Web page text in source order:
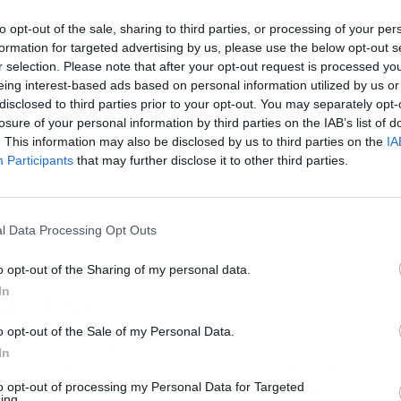
opt-out of the sale, sharing to third parties, or processing of your
for targeted advertising by us, please use the below opt-out
selection. Please note that after your opt-out request is processed
interest-based ads based on personal information utilized by us
to third parties prior to your opt-out. You may separately
of your personal information by third parties on the IAB’s list of
This information may also be disclosed by us to third parties on the
Participants that may further disclose it to other third parties.
Data Processing Opt Outs
opt-out of the Sharing of my personal data.
opt-out of the Sale of my Personal Data.
opt-out of processing my Personal Data for Targeted
como una clínica compuesta por expertos
propuesta para revitalizar el organismo.
fuera
serie de procedimientos para mantener su
en su esencia. COEUS Retroaging pone a
especializado y exclusivo que les brinda la